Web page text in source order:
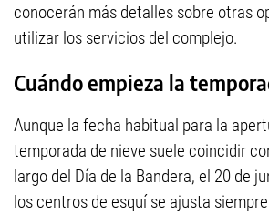
conocerán más detalles sobre otras
utilizar los servicios del complejo.
Cuándo empieza la
Aunque la fecha habitual para la
temporada de nieve suele coincidir
largo del Día de la Bandera, el 20 de
los centros de esquí se ajusta